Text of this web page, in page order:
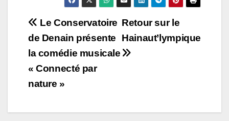
Navigation
de
l’article
Retour sur le
Hainaut’lympique
Le Conservatoire
de Denain présente
la comédie musicale
« Connecté par
nature »